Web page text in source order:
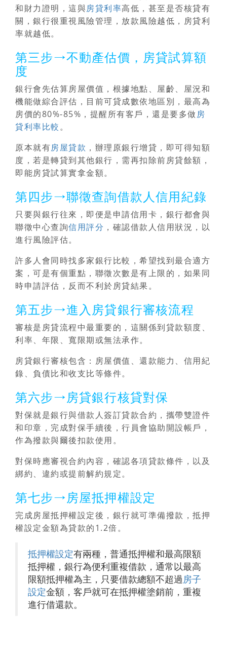
和財力證明，這與房貸利率高低，甚至是否核貸有
關，銀行很重視風險管理，放款風險越低，房貸利
率就越低。
第三步→不動產估價，房貸試算額
度
銀行會先估算房屋價值，根據地點、屋齡、屋況和
機能做綜合評估，目前可貸成數依地區別，最高為
房價的80%-85%，提醒所有客戶，還是要多做房
貸利率比較。
原本就有房屋貸款 ，辦理原銀行增貸，即可得知額
度，若是轉貸到其他銀行，需再扣除前房貸餘額，
即能房貸試算實拿金額。
第四步→聯徵查詢借款人信用紀錄
只要與銀行往來，即便是申請信用卡，銀行都會與
聯徵中心查詢信用評分 ，確認借款人信用狀況，以
進行風險評估。
許多人會同時找多家銀行比較，希望找到最合適方
案，可是有個重點，聯徵次數是有上限的，如果同
時申請評估，反而不利於房貸結果。
第五步→進入房貸銀行審核流程
審核是房貸流程中最重要的，這關係到貸款額度、
利率、年限、寬限期或無法承作。
房貸銀行審核包含：房屋價值、還款能力、信用紀
錄、負債比和收支比等條件。
第六步→房貸銀行核貸對保
對保就是銀行與借款人簽訂貸款合約，攜帶雙證件
和印章，完成對保手續後，行員會協助開設帳戶，
作為撥款與爾後扣款使用。
對保時應審視合約內容，確認各項貸款條件，以及
綁約、違約或提前解約規定。
第七步→房屋抵押權設定
完成房屋抵押權設定後，銀行就可準備撥款，抵押
權設定金額為貸款的1.2倍。
抵押權設定有兩種，普通抵押權和最高限額
抵押權，銀行為便利重複借款，通常以最高
限額抵押權為主，只要借款總額不超過房子
設定金額，客戶就可在抵押權塗銷前，重複
進行借還款。